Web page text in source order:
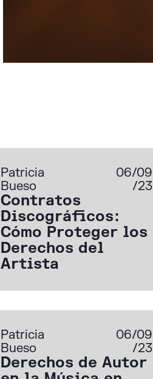
Patricia
Bueso
06/09
/23
Contratos
Discográficos:
Cómo Proteger los
Derechos del
Artista
Patricia
Bueso
06/09
/23
Derechos de Autor